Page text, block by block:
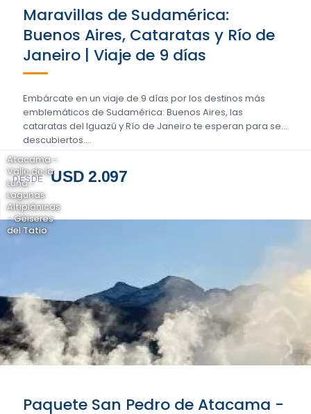
Maravillas de Sudamérica:
Buenos Aires, Cataratas y Río de
Janeiro | Viaje de 9 días
Embárcate en un viaje de 9 días por los destinos más
emblemáticos de Sudamérica: Buenos Aires, las
cataratas del Iguazú y Río de Janeiro te esperan para ser
descubiertos....
DESDE USD 2.097
Atacama -
Valle de la
Luna -
Lagunas
Altiplánicas
- Géiseres
del Tatio
Paquete San Pedro de Atacama -